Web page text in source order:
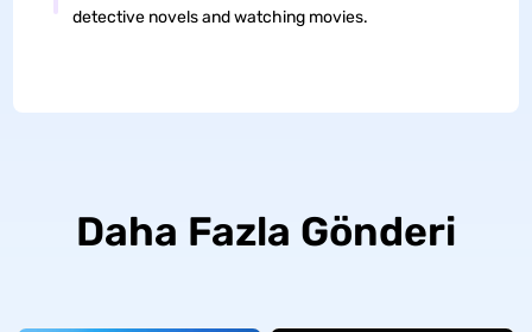
detective novels and watching movies.
Daha Fazla Gönderi